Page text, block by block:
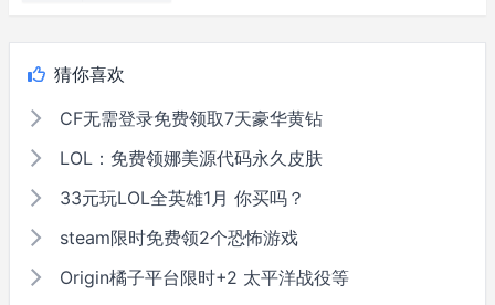
猜你喜欢
CF无需登录免费领取7天豪华黄钻
LOL：免费领娜美源代码永久皮肤
33元玩LOL全英雄1月 你买吗？
steam限时免费领2个恐怖游戏
Origin橘子平台限时+2 太平洋战役等